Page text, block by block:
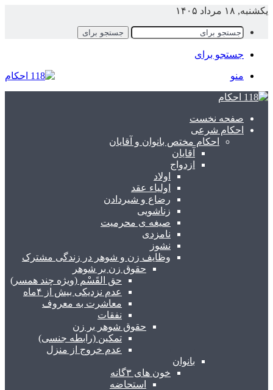
۱۸ مرداد ۱۴۰۵
جستجو برای
جستجو برای
منو
صفحه نخست
احکام شرعی
احکام مختص بانوان و آقایان
آقایان
ازدواج
اولاد
اولیاء عقد
رضاع و شیردادن
زناشویی
صیغه ی محرمیت
نامزدی
نشوز
وظایف زن و شوهر در زندگی مشترک
حقوق زن بر شوهر
حق القَسْم (ویژه چند همسر)
عدم نزدیکی بیش از ۴ماه
معاشرت به معروف
نفقات
حقوق شوهر بر زن
تمکین (رابطه جنسی)
عدم خروج از منزل
بانوان
خون های ۳گانه
استحاضه